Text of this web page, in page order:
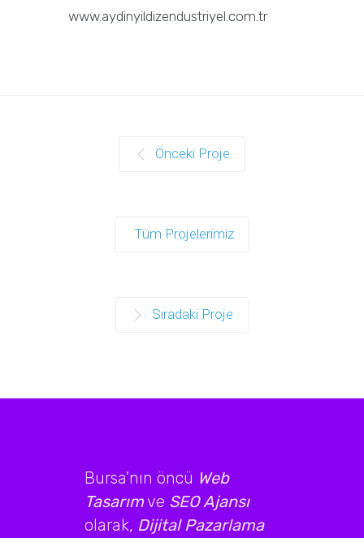
www.aydinyildizendustriyel.com.tr
Önceki Proje
Tüm Projelerimiz
Sıradaki Proje
Bursa'nın öncü Web
Tasarımve SEO Ajansı
olarak, Dijital Pazarlama